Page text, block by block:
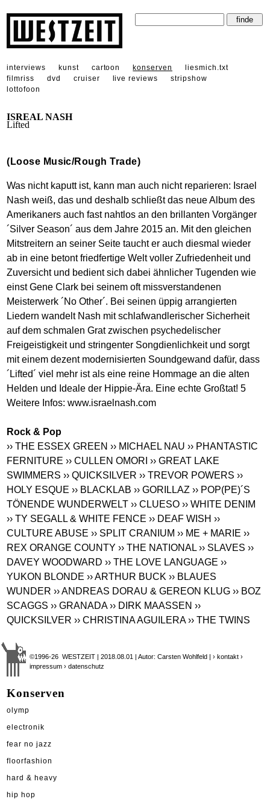
interviews kunst cartoon konserven
liesmich.txt
filmriss
dvd cruiser live reviews
stripshow
lottofoon
ISREAL NASH
Lifted
(Loose Music/Rough Trade)
Was nicht kaputt ist, kann man auch nicht reparieren: Israel
Nash weiß, das und deshalb schließt das neue Album des
Amerikaners auch fast nahtlos an den brillanten Vorgänger
´Silver Season´ aus dem Jahre 2015 an. Mit den gleichen
Mitstreitern an seiner Seite taucht er auch diesmal wieder
ab in eine betont friedfertige Welt voller Zufriedenheit und
Zuversicht und bedient sich dabei ähnlicher Tugenden wie
einst Gene Clark bei seinem oft missverstandenen
Meisterwerk ´No Other´. Bei seinen üppig arrangierten
Liedern wandelt Nash mit schlafwandlerischer Sicherheit
auf dem schmalen Grat zwischen psychedelischer
Freigeistigkeit und stringenter Songdienlichkeit und sorgt
mit einem dezent modernisierten Soundgewand dafür, dass
´Lifted´ viel mehr ist als eine reine Hommage an die alten
Helden und Ideale der Hippie-Ära. Eine echte Großtat! 5
Weitere Infos:www.israelnash.com
Rock & Pop
›› THE ESSEX GREEN ›› MICHAEL NAU ›› PHANTASTIC
FERNITURE ›› CULLEN OMORI ›› GREAT LAKE
SWIMMERS ›› QUICKSILVER ›› TREVOR POWERS ››
HOLY ESQUE ›› BLACKLAB ›› GORILLAZ ›› POP(PE)´S
TÖNENDE WUNDERWELT ›› CLUESO ›› WHITE DENIM
›› TY SEGALL & WHITE FENCE ›› DEAF WISH ››
CULTURE ABUSE ›› SPLIT CRANIUM ›› ME + MARIE ››
REX ORANGE COUNTY ›› THE NATIONAL ›› SLAVES ››
DAVEY WOODWARD ›› THE LOVE LANGUAGE ››
YUKON BLONDE ›› ARTHUR BUCK ›› BLAUES
WUNDER ›› ANDREAS DORAU & GEREON KLUG ›› BOZ
SCAGGS ›› GRANADA ›› DIRK MAASSEN ››
QUICKSILVER ›› CHRISTINA AGUILERA ›› THE TWINS
©1996-26 WESTZEIT | 2018.08.01 | Autor: Carsten Wohlfeld |› kontakt ›
impressum › datenschutz
Konserven
olymp
electronik
fear no jazz
floorfashion
hard & heavy
hip hop